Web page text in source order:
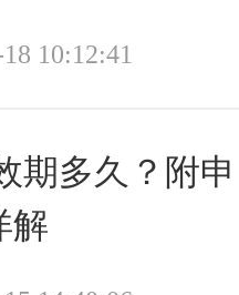
10:12:41
期多久？附申
解